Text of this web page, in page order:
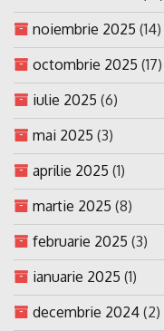
noiembrie 2025 (14)
octombrie 2025 (17)
iulie 2025 (6)
mai 2025 (3)
aprilie 2025 (1)
martie 2025 (8)
februarie 2025 (3)
ianuarie 2025 (1)
decembrie 2024 (2)